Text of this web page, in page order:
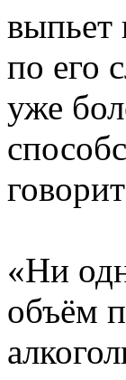
выпьет
по его
уже
«Ни
объём